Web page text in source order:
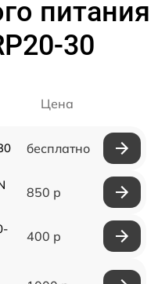
питания
30
Цена
бесплатно
850 р
400 р